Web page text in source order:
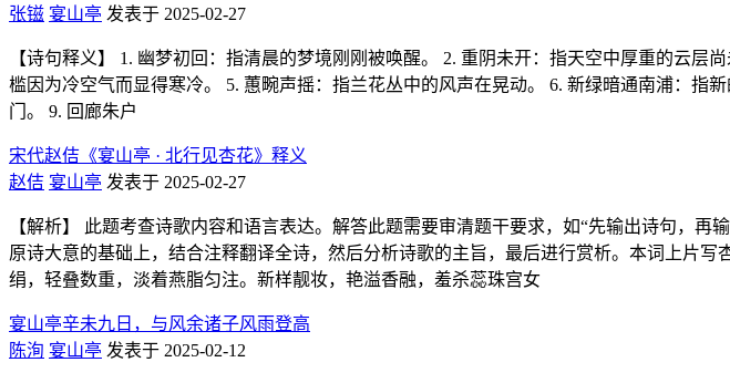
张镃 宴山亭 发表于 2025-02-27
【诗句释义】 1. 幽梦初回：指清晨的梦境刚刚被唤醒。 2. 重阴未开：指天空中厚重的云层
槛因为冷空气而显得寒冷。 5. 蕙畹声摇：指兰花丛中的风声在晃动。 6. 新绿暗通南浦：指
门。 9. 回廊朱户
宋代赵佶《宴山亭 · 北行见杏花》释义
赵佶 宴山亭 发表于 2025-02-27
【解析】 此题考查诗歌内容和语言表达。解答此题需要审清题干要求，如“先输出诗句，
原诗大意的基础上，结合注释翻译全诗，然后分析诗歌的主旨，最后进行赏析。本词上片
绢，轻叠数重，淡着燕脂匀注。新样靓妆，艳溢香融，羞杀蕊珠宫女
宴山亭辛未九日，与风余诸子风雨登高
陈洵 宴山亭 发表于 2025-02-12